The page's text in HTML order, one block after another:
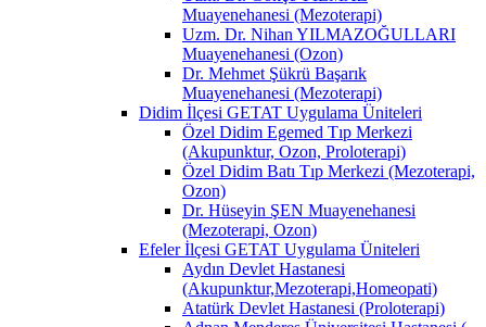
Muayenehanesi (Mezoterapi)
Uzm. Dr. Nihan YILMAZOĞULLARI
Muayenehanesi (Ozon)
Dr. Mehmet Şükrü Başarık
Muayenehanesi (Mezoterapi)
Didim İlçesi GETAT Uygulama Üniteleri
Özel Didim Egemed Tıp Merkezi
(Akupunktur, Ozon, Proloterapi)
Özel Didim Batı Tıp Merkezi (Mezoterapi,
Ozon)
Dr. Hüseyin ŞEN Muayenehanesi
(Mezoterapi, Ozon)
Efeler İlçesi GETAT Uygulama Üniteleri
Aydın Devlet Hastanesi
(Akupunktur,Mezoterapi,Homeopati)
Atatürk Devlet Hastanesi (Proloterapi)